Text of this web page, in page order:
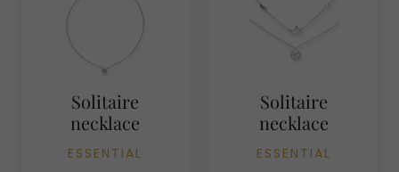
Solitaire
necklace
ESSENTIAL
Solitaire
necklace
ESSENTIAL